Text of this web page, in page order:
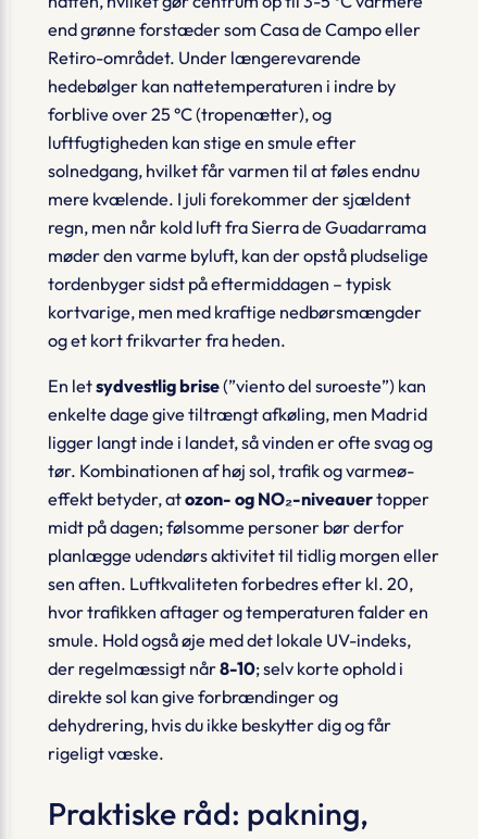
end grønne forstæder som Casa de Campo eller
Retiro-området. Under længerevarende
hedebølger kan nattetemperaturen i indre by
forblive over 25 °C (tropenætter), og
luftfugtigheden kan stige en smule efter
solnedgang, hvilket får varmen til at føles endnu
mere kvælende. I juli forekommer der sjældent
regn, men når kold luft fra Sierra de Guadarrama
møder den varme byluft, kan der opstå pludselige
tordenbygersidst på eftermiddagen – typisk
kortvarige, men med kraftige nedbørsmængder
og et kort frikvarter fra heden.
En letsydvestlig brise(”viento del suroeste”) kan
enkelte dage give tiltrængt afkøling, men Madrid
ligger langt inde i landet, så vinden er ofte svag og
tør. Kombinationen af høj sol, trafik og varmeø-
effekt betyder, atozon- og NO₂-niveauertopper
midt på dagen; følsomme personer bør derfor
planlægge udendørs aktivitet til tidlig morgen eller
sen aften. Luftkvaliteten forbedres efter kl. 20,
hvor trafikken aftager og temperaturen falder en
smule. Hold også øje med det lokale UV-indeks,
der regelmæssigt når8-10; selv korte ophold i
direkte sol kan give forbrændinger og
dehydrering, hvis du ikke beskytter dig og får
rigeligt væske.
Praktiske råd: pakning,